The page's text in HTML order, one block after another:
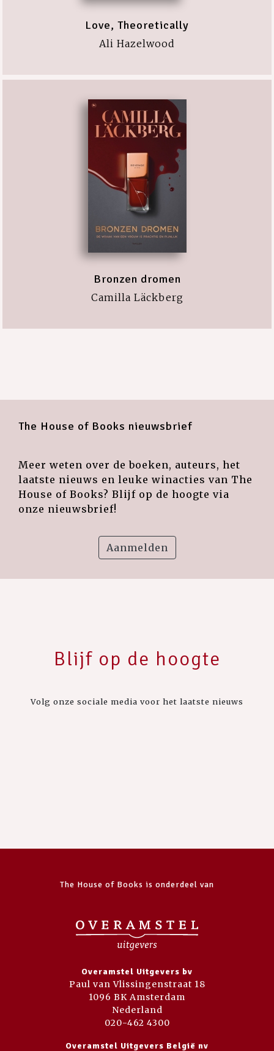
Love, Theoretically
Ali Hazelwood
Bronzen dromen
Camilla Läckberg
The House of Books nieuwsbrief
Meer weten over de boeken, auteurs, het
laatste nieuws en leuke winacties van The
House of Books? Blijf op de hoogte via
onze nieuwsbrief!
Aanmelden
Blijf op de hoogte
Volg onze sociale media voor het laatste nieuws
The House of Books is onderdeel van
Overamstel Uitgevers bv
Paul van Vlissingenstraat 18
1096 BK Amsterdam
Nederland
020-462 4300
Overamstel Uitgevers België nv